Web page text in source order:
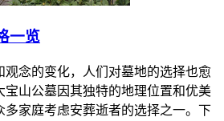
一览
观念的变化，人们对墓地的选择也愈
宝山公墓因其独特的地理位置和优美
多家庭考虑安葬逝者的选择之一。下